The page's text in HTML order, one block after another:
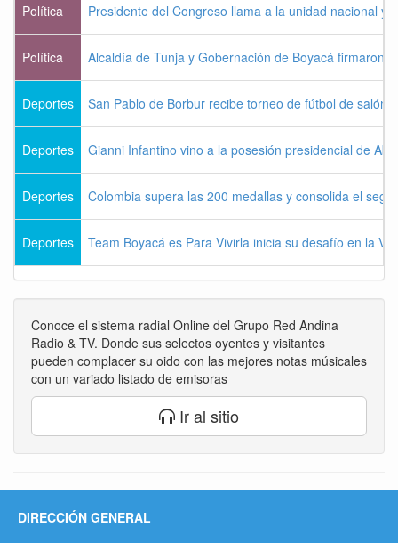
Política Presidente del Congreso llama a la unidad nacional y
Política Alcaldía de Tunja y Gobernación de Boyacá firmaron
Deportes San Pablo de Borbur recibe torneo de fútbol de salón
Deportes Gianni Infantino vino a la posesión presidencial de
Deportes Colombia supera las 200 medallas y consolida el
Deportes Team Boyacá es Para Vivirla inicia su desafío en la
Conoce el sistema radial Online del Grupo Red Andina
Radio & TV. Donde sus selectos oyentes y visitantes
pueden complacer su oido con las mejores notas músicales
con un variado listado de emisoras
Ir al sitio
DIRECCIÓN GENERAL